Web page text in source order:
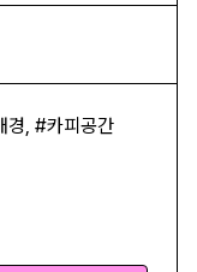
경, #카피공간